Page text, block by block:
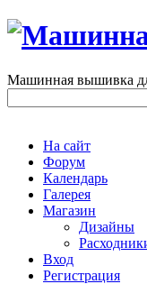
Машинная вышивка
На сайт
Форум
Календарь
Галерея
Магазин
Дизайны
Вход
Регистрация